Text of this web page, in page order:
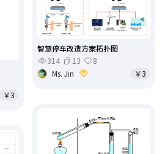
智慧停车改造方案拓扑图
314
13
8
Ms. Jin
￥3
￥3